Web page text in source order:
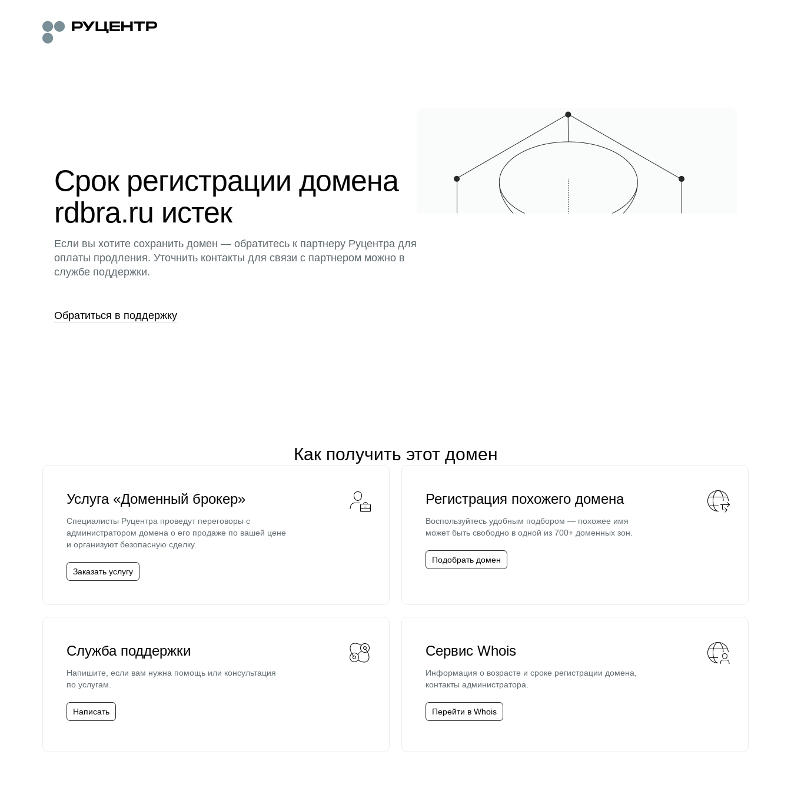
Срок регистрации домена
rdbra.ru истек
Если вы хотите сохранить домен — обратитесь к партнеру Руцентра для
оплаты продления. Уточнить контакты для связи с партнером можно в
службе поддержки.
Обратиться в поддержку
Как получить этот домен
Услуга «Доменный брокер»
Специалисты Руцентра проведут переговоры с
администратором домена о его продаже по вашей цене
и организуют безопасную сделку.
Заказать услугу
Регистрация похожего домена
Воспользуйтесь удобным подбором — похожее имя
может быть свободно в одной из 700+ доменных зон.
Подобрать домен
Служба поддержки
Напишите, если вам нужна помощь или консультация
по услугам.
Написать
Сервис Whois
Информация о возрасте и сроке регистрации домена,
контакты администратора.
Перейти в Whois